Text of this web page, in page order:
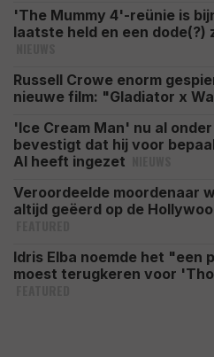
'The Mummy 4'-reünie is
laatste held en een dode(?)
Russell Crowe enorm
nieuwe film: "Gladiator x
'Ice Cream Man' nu al
bevestigt dat hij voor
AI heeft ingezet
Veroordeelde moordenaar
altijd geëerd op de
Idris Elba noemde het "een
moest terugkeren voor